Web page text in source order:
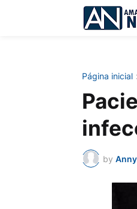
Página inicial
by